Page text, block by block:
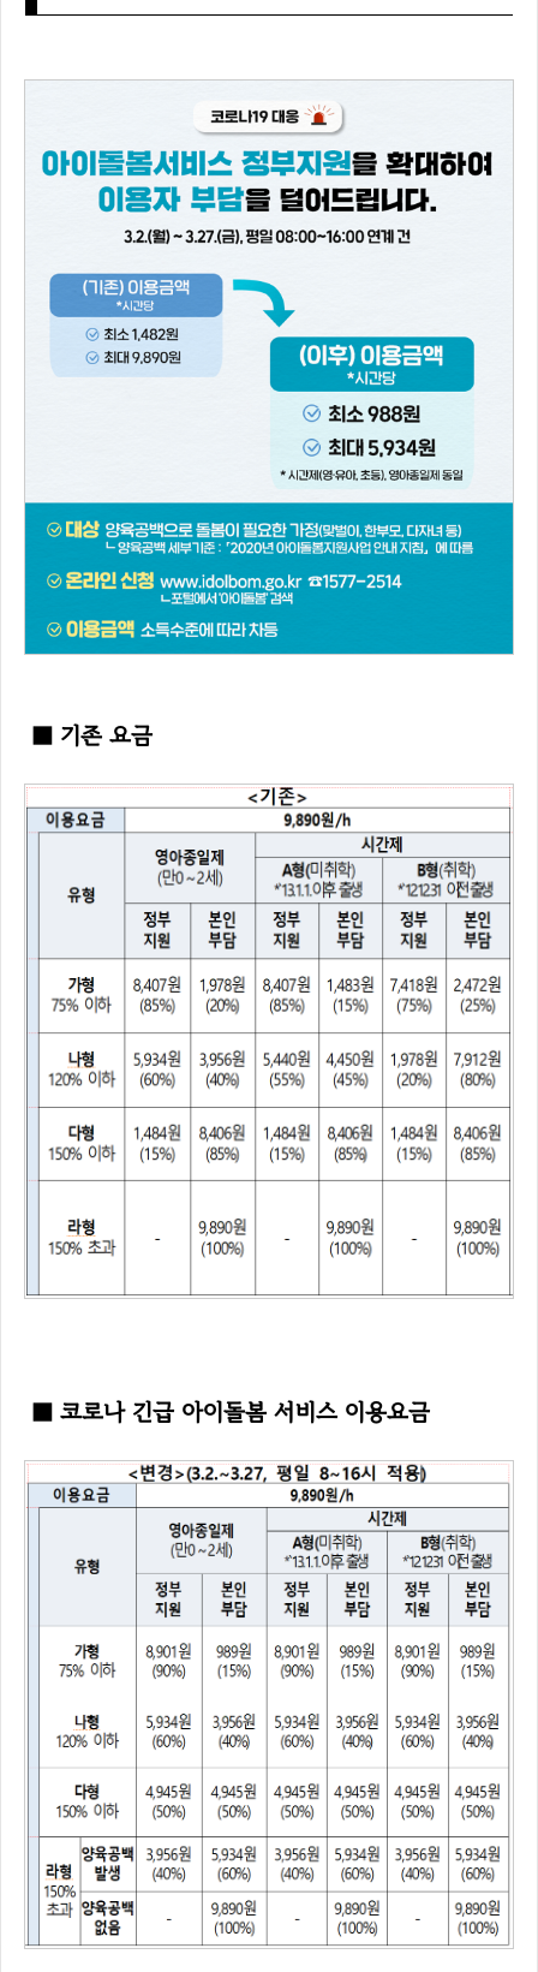
■ 기존 요금
■ 코로나 긴급 아이돌봄 서비스 이용요금